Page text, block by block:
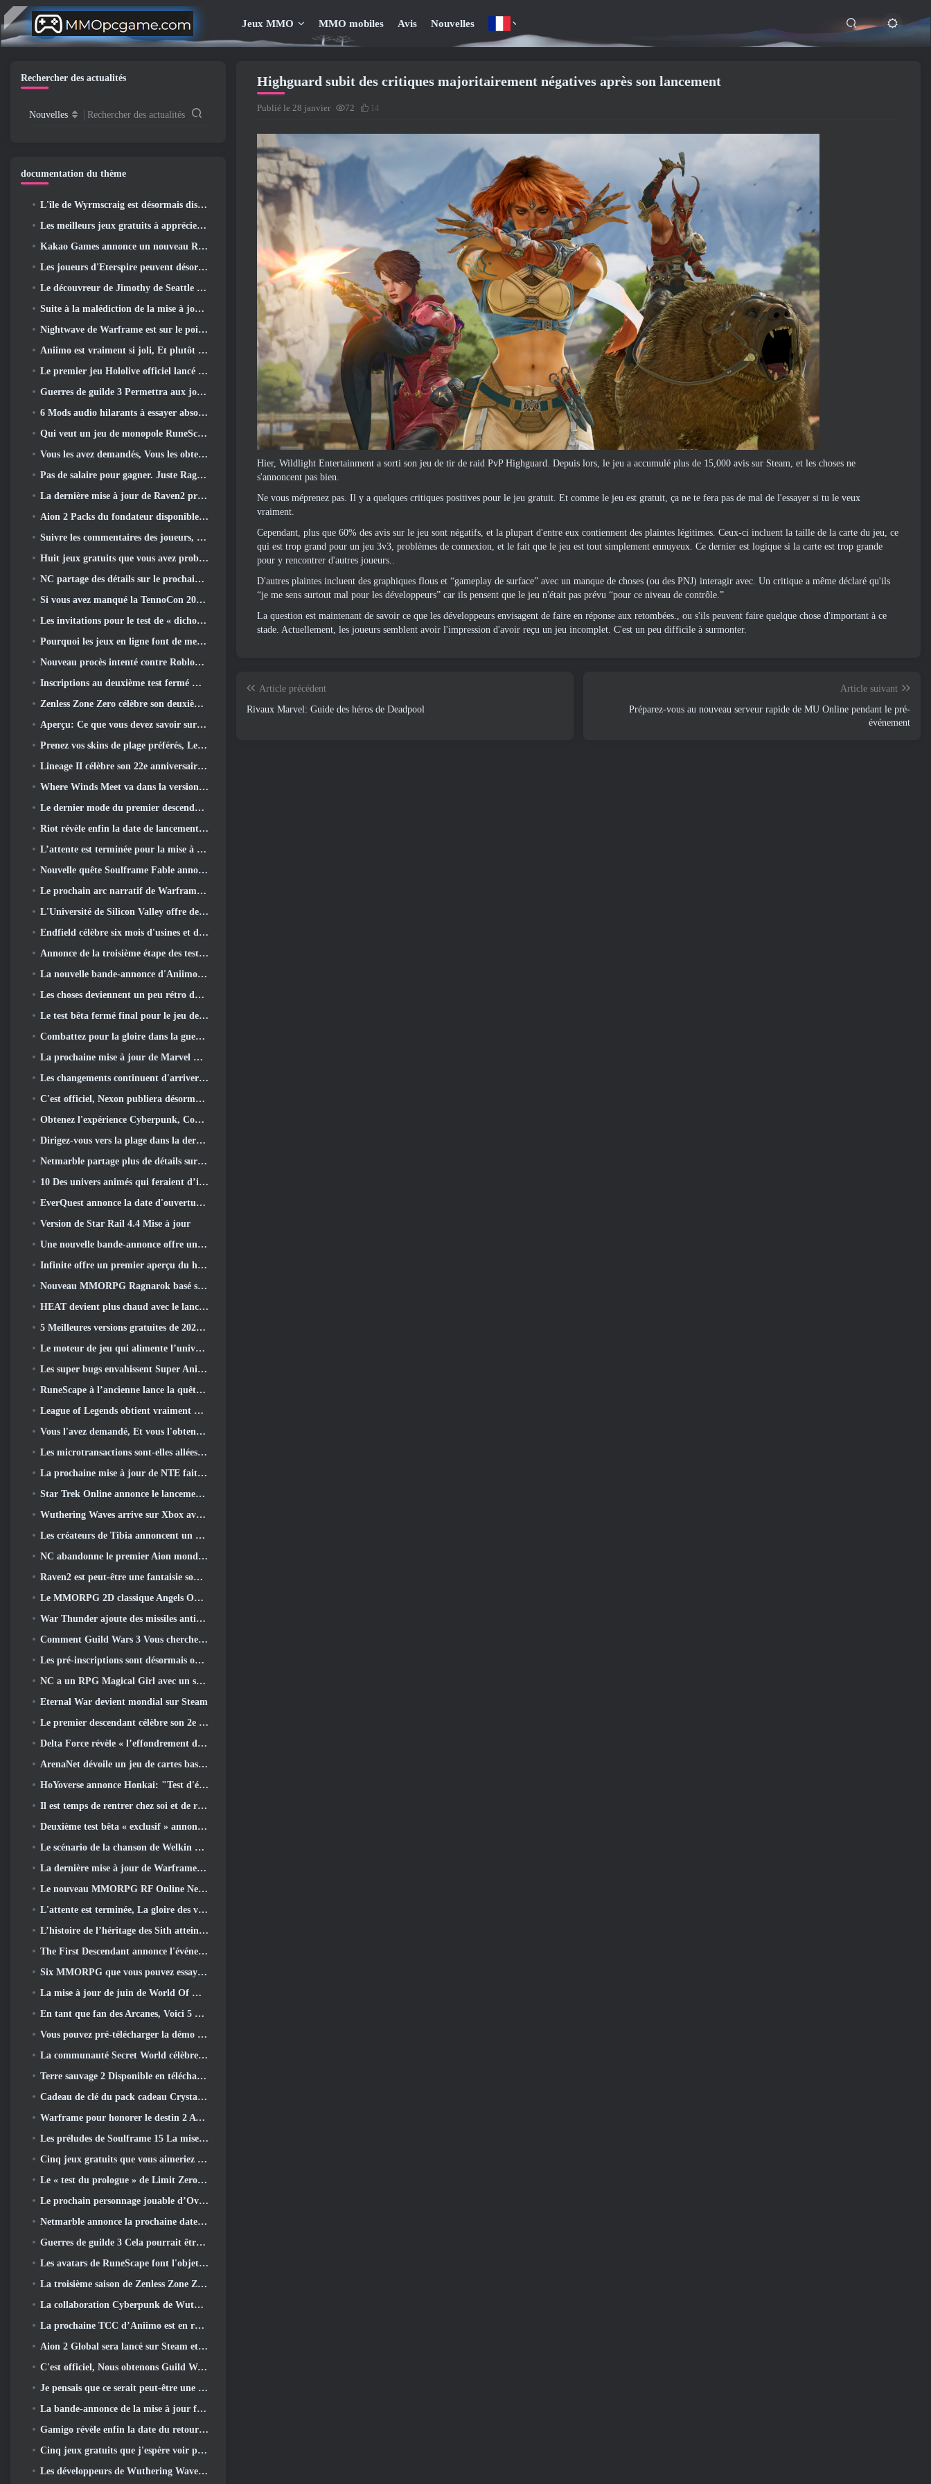
Jeux MMO MMO mobiles Avis Nouvelles
Highguard subit des critiques majoritairement négatives après son lancement
Publié le 28 janvier 72 14
Hier, Wildlight Entertainment a sorti son jeu de tir de raid PvP Highguard. Depuis lors, le jeu a accumulé plus de 15,000 avis sur Steam, et les choses ne
s'annoncent pas bien.
Ne vous méprenez pas. Il y a quelques critiques positives pour le jeu gratuit. Et comme le jeu est gratuit, ça ne te fera pas de mal de l'essayer si tu le veux
vraiment.
Cependant, plus que 60% des avis sur le jeu sont négatifs, et la plupart d'entre eux contiennent des plaintes légitimes. Ceux-ci incluent la taille de la carte du jeu, ce
qui est trop grand pour un jeu 3v3, problèmes de connexion, et le fait que le jeu est tout simplement ennuyeux. Ce dernier est logique si la carte est trop grande
pour y rencontrer d'autres joueurs..
D'autres plaintes incluent des graphiques flous et “gameplay de surface” avec un manque de choses (ou des PNJ) interagir avec. Un critique a même déclaré qu'ils
“je me sens surtout mal pour les développeurs” car ils pensent que le jeu n'était pas prévu “pour ce niveau de contrôle.”
La question est maintenant de savoir ce que les développeurs envisagent de faire en réponse aux retombées., ou s'ils peuvent faire quelque chose d'important à ce
stade. Actuellement, les joueurs semblent avoir l'impression d'avoir reçu un jeu incomplet. C'est un peu difficile à surmonter.
Article précédent
Rivaux Marvel: Guide des héros de Deadpool
Article suivant
Préparez-vous au nouveau serveur rapide de MU Online pendant le pré-
événement
Rechercher des actualités
Nouvelles Rechercher des actualités
documentation du thème
L'île de Wyrmscraig est désormais disponible à l'exploration dans Old School RuneScape
Les meilleurs jeux gratuits à apprécier avec votre équipe (2026)
Kakao Games annonce un nouveau RPG d'action, Jeune gardienne
Les joueurs d'Eterspire peuvent désormais voyager un peu dans le temps… en guise de régal
Le découvreur de Jimothy de Seattle a des liens avec ArenaNet, Alors bien sûr, ils l’ajoutent à Guild Wars 2
Suite à la malédiction de la mise à jour Allflame, Path Of Exile annonce plusieurs changements basés sur les commentaires
Nightwave de Warframe est sur le point de revenir de manière choquante
Aniimo est vraiment si joli, Et plutôt cool
Le premier jeu Hololive officiel lancé cette semaine
Guerres de guilde 3 Permettra aux joueurs de découvrir le monde de la Tyrie avant le réveil des dragons anciens
6 Mods audio hilarants à essayer absolument pour Marvel Rivals
Qui veut un jeu de monopole RuneScape? Parce qu'on est en route
Vous les avez demandés, Vous les obtenez. Les dragons arrivent sur Albion Online
Pas de salaire pour gagner. Juste Ragnarök. Origin Classic est lancé en juillet 23
La dernière mise à jour de Raven2 présente le système d'éveil des compétences, Donner aux joueurs plus de moyens d'améliorer leurs compétences
Aion 2 Packs du fondateur disponibles à l'achat, Complet avec cinq jours d'accès anticipé
Suivre les commentaires des joueurs, Les joueurs de League Of Legends Classic n’auront pas à payer pour les skins classiques
Huit jeux gratuits que vous avez probablement négligés et qui font partie du Train Fest de Steam
NC partage des détails sur le prochain accès anticipé d’Aion 2
Si vous avez manqué la TennoCon 2026, Digital Extremes partage tous les panneaux
Les invitations pour le test de « dichotomie » du Silver Palace sont envoyées
Pourquoi les jeux en ligne font de meilleurs anime que les anime ne créent des jeux
Nouveau procès intenté contre Roblox dans l'Oregon pour un incident de toilettage d'enfants
Inscriptions au deuxième test fermé mondial de Global MapleStory Classic
Zenless Zone Zero célèbre son deuxième anniversaire en offrant aux joueurs le choix d'un agent gratuit de rang S
Aperçu: Ce que vous devez savoir sur le jeu de collection de créatures de HoYoverse, Honkai: Lien âme
Prenez vos skins de plage préférés, Les Jeux d'été sont de retour sur Overwatch
Lineage II célèbre son 22e anniversaire avec un album vinyle en édition collector
Where Winds Meet va dans la version "Eastern Steampunk" 2.0
Le dernier mode du premier descendant rassemble les batailles difficiles d'interception du vide et les profondeurs.
Riot révèle enfin la date de lancement du mode classique de League Of Legends
L’attente est terminée pour la mise à jour du logement des grands joueurs de RuneScape
Nouvelle quête Soulframe Fable annoncée
Le prochain arc narratif de Warframe emmène les joueurs vers une toute nouvelle carte des étoiles, Le système Tau
L'Université de Silicon Valley offre des bourses pour les jeux et certaines des exigences sont intéressantes
Endfield célèbre six mois d'usines et de tyroliennes lors de sa prochaine mise à jour
Annonce de la troisième étape des tests bêta fermés des batailles d'infanterie de War Thunder
La nouvelle bande-annonce d'Aniimo sort avec le lancement du dernier test bêta fermé
Les choses deviennent un peu rétro dans la saison des finales 11 Mise à jour
Le test bêta fermé final pour le jeu de tir F2P de Nexon Sudden Attack Zero Point a débuté aujourd'hui
Combattez pour la gloire dans la guerre des serveurs de Lineage II
La prochaine mise à jour de Marvel Rivals amène le combat contre les dieux
Les changements continuent d'arriver dans RuneScape. Cette fois, c'est le logement des joueurs
C'est officiel, Nexon publiera désormais Overwatch en Corée du Sud
Obtenez l'expérience Cyberpunk, Complet avec la cyberpsychose, Dans le prochain événement crossover d’Apex Legends
Dirigez-vous vers la plage dans la dernière mise à jour de Palia
Netmarble partage plus de détails sur le prochain jeu de mise à niveau solo, Mise à niveau en solo: KARMA à l’Anime Expo
10 Des univers animés qui feraient d’incroyables MMO
EverQuest annonce la date d'ouverture du deuxième 2026 Serveur d'extension temporisé
Version de Star Rail 4.4 Mise à jour
Une nouvelle bande-annonce offre un aperçu du gameplay de Silver Palace
Infinite offre un premier aperçu du héros ressemblant à une sirène à venir dans le printemps-été 2013: Lumière du soir
Nouveau MMORPG Ragnarok basé sur un navigateur, L'univers Ragnarok annoncé
HEAT devient plus chaud avec le lancement d'une nouvelle carte du désert
5 Meilleures versions gratuites de 2025, Vaut-il toujours la peine d'y jouer 2026?
Le moteur de jeu qui alimente l’univers mono-fragment d’Eve Online est désormais open source
Les super bugs envahissent Super Animal Royale dans la mise à jour « Super Natural »
RuneScape à l’ancienne lance la quête du grand maître « La Lune de sang se lève », Mettre fin à une série de quêtes de 20 ans
League of Legends obtient vraiment un mode classique
Vous l'avez demandé, Et vous l'obtenez. Les guildes sont maintenant disponibles dans Eterspire
Les microtransactions sont-elles allées trop loin dans les jeux gratuits?
La prochaine mise à jour de NTE fait un petit détour dans un jeu de table fantastique
Star Trek Online annonce le lancement de la prochaine saison « Undiscovered »
Wuthering Waves arrive sur Xbox avec la version 3.5 Mise à jour
Les créateurs de Tibia annoncent un nouveau test du MMORPG Zombie à l'ancienne, Persister en ligne
NC abandonne le premier Aion mondial 2 Vidéo des développeurs, Partager des détails sur le jeu
Raven2 est peut-être une fantaisie sombre, Mais cela n’arrête pas les plaisirs de l’été
Le MMORPG 2D classique Angels Online est lancé aujourd'hui dans le monde entier
War Thunder ajoute des missiles anti-radiations et une mesure de soutien électronique dans la mise à jour de la cavalerie lourde
Comment Guild Wars 3 Vous cherchez peut-être à innover dans l’espace MMO
Les pré-inscriptions sont désormais ouvertes pour le MIRESI de Smilegate: Un avenir invisible
NC a un RPG Magical Girl avec un style artistique inspiré de l’anime des années 90 en préparation
Eternal War devient mondial sur Steam
Le premier descendant célèbre son 2e anniversaire avec Descendant Fest 2026 Flux
Delta Force révèle « l’effondrement de la saison », annonce la collaboration Rainbow Six Siege
ArenaNet dévoile un jeu de cartes basé sur Guild Wars, Lié par la brume
HoYoverse annonce Honkai: "Test d'évolution" de l'anime Nexus
Il est temps de rentrer chez soi et de restaurer la retraite heureuse là où les vents se rencontrent
Deuxième test bêta « exclusif » annoncé pour les tireurs de survie en équipe qui prennent du temps
Le scénario de la chanson de Welkin Moon de Genshin Impact touche à sa fin.. Sur la Lune
La dernière mise à jour de Warframe célèbre tous les papas de l'espace
Le nouveau MMORPG RF Online Next sur le thème Mech de Netmarble sera lancé à l'échelle mondiale
L'attente est terminée, La gloire des vaincus est revenue
L’histoire de l’héritage des Sith atteint sa conclusion aujourd’hui dans la dernière mise à jour de SWTOR
The First Descendant annonce l'événement de collaboration EVANGELION
Six MMORPG que vous pouvez essayer pendant le Steam Next Fest
La mise à jour de juin de World Of Warships célèbre le jour de l'indépendance des États-Unis avec une nouvelle campagne narrative
En tant que fan des Arcanes, Voici 5 Choses que je veux voir du MMO Riot
Vous pouvez pré-télécharger la démo Steam Next Fest de Embers Of The Uncrowned demain
La communauté Secret World célèbre son 14e anniversaire avec un mystère qu'ils doivent résoudre ensemble
Terre sauvage 2 Disponible en téléchargement gratuitement (Et garde) Pour une durée limitée
Cadeau de clé du pack cadeau Crystal Saga Nova
Warframe pour honorer le destin 2 Avec une activité et un titre spéciaux dans le jeu
Les préludes de Soulframe 15 La mise à jour retravaille le butin et la pêche
Cinq jeux gratuits que vous aimeriez peut-être essayer pendant le Bullet Fest
Le « test du prologue » de Limit Zero Breakers commence aujourd’hui
Le prochain personnage jouable d’Overwatch semble être un chef du crime cyborg surmené
Netmarble annonce la prochaine date de lancement de Global RF Online
Guerres de guilde 3 Cela pourrait être exactement ce dont l’industrie du MMO a besoin en ce moment
Les avatars de RuneScape font l'objet d'une refonte dans la plus grande mise à jour visuelle du jeu au cours des dix dernières années
La troisième saison de Zenless Zone Zero commence par un voyage sur une île de Bangboo dans le ciel, Et vers la plateforme Steam
La collaboration Cyberpunk de Wuthering Waves est exactement ce que j'attends de mes événements crossover de jeux vidéo
La prochaine TCC d’Aniimo est en route… ET, Nous avons une fenêtre de lancement officielle
Aion 2 Global sera lancé sur Steam et Purple plus tard cette année
C'est officiel, Nous obtenons Guild Wars 3
Je pensais que ce serait peut-être une erreur pour Neverness To Everness d'organiser l'événement Porsche Collab Gacha si tôt, Mais j'avais tort
La bande-annonce de la mise à jour finale du contenu de Destiny 2 est un cri de ralliement
Gamigo révèle enfin la date du retour de Gloria Victis, Survivra-t-il la deuxième fois?
Cinq jeux gratuits que j'espère voir pendant le Summer Game Fest
Les développeurs de Wuthering Waves discutent de la création de la séquence de combat Lahai-Roi Mech